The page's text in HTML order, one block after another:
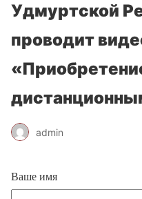
Удмуртской
проводит
admin
Ваше имя